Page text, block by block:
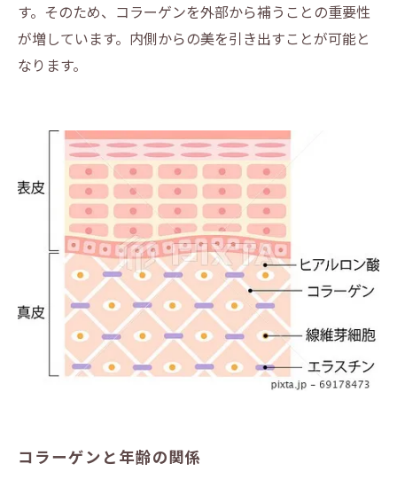
す。そのため、コラーゲンを外部から補うことの重要性
が増しています。内側からの美を引き出すことが可能と
なります。
コラーゲンと年齢の関係